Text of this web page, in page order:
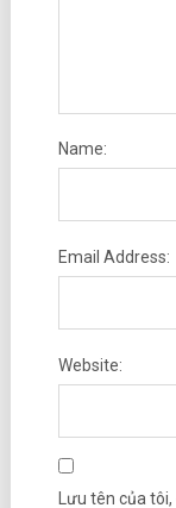
Name:
Email Address:
Website:
Lưu tên của